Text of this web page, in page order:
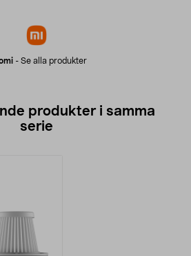
- Se alla produkter
produkter i samma
serie